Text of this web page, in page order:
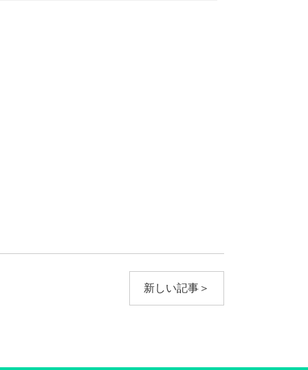
新しい記事＞